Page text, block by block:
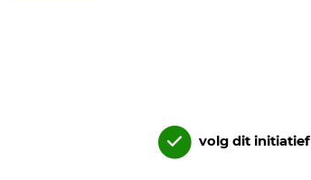
volg dit initiatief